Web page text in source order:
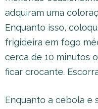
adquiram uma
Enquanto isso,
frigideira em fogo
cerca de 10 minutos
ficar crocante.
Enquanto a cebola e